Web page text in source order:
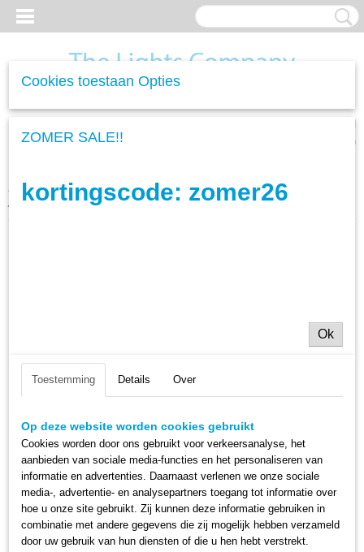
(0)
Home>Woonverlichting>Plafondlampen> Plafondlamp Elevate
Amber Glass - 1L
Cookies toestaan Opties
ZOMER SALE!!
kortingscode: zomer26
Ok
Toestemming Details Over
Op deze website worden cookies gebruikt
Cookies worden door ons gebruikt voor verkeersanalyse, het
aanbieden van sociale media-functies en het personaliseren van
informatie en advertenties. Daarnaast verlenen we onze sociale
media-, advertentie- en analysepartners toegang tot informatie over
hoe u onze site gebruikt. Zij kunnen deze informatie gebruiken in
combinatie met andere gegevens die zij mogelijk hebben verzameld
door uw gebruik van hun diensten of die u hen hebt verstrekt.